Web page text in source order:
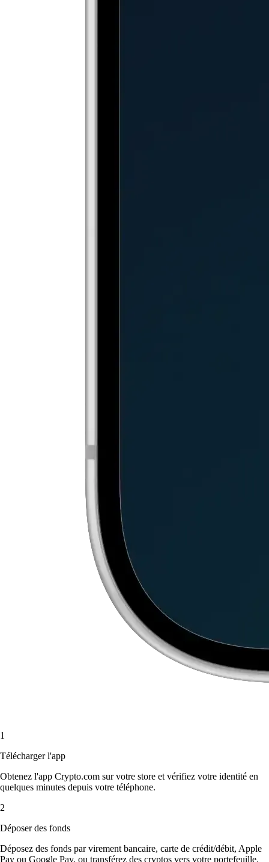
1
Télécharger l'app
Obtenez l'app Crypto.com sur votre store et vérifiez votre identité en
quelques minutes depuis votre téléphone.
2
Déposer des fonds
Déposez des fonds par virement bancaire, carte de crédit/débit, Apple
Pay ou Google Pay, ou transférez des cryptos vers votre portefeuille.